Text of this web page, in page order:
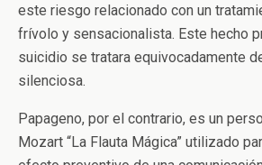
este riesgo relacionado con un
frívolo y sensacionalista. Este hecho
suicidio se tratara equivocadamente
silenciosa.
Papageno, por el contrario, es un
Mozart “La Flauta Mágica” utilizado